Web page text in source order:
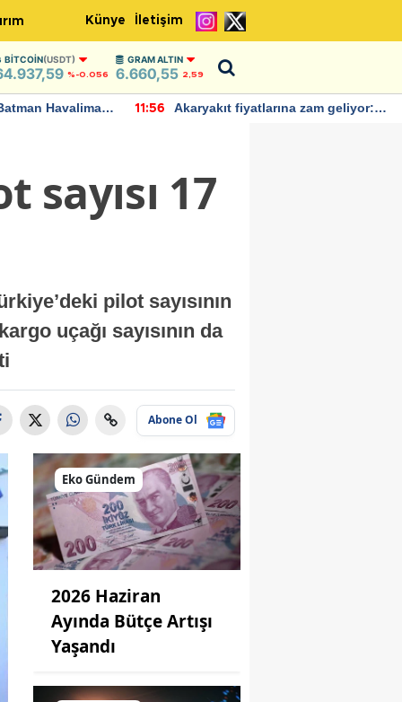
Künye İletişim
BITCOIN(USDT)
%-0.056
GRAM ALTIN
6.660,55 2,59
Havalimanı
11:56
Akaryakıt fiyatlarına zam geliyor:
17
pilot sayısının
uçağı sayısının da
Abone Ol
Eko Gündem
2026 Haziran
Ayında Bütçe Artışı
Yaşandı